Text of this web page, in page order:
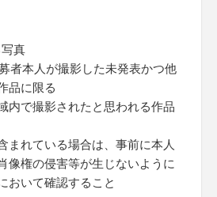
真
者本人が撮影した未発表かつ他
品に限る
内で撮影されたと思われる作品
まれている場合は、事前に本人
像権の侵害等が生じないように
おいて確認すること